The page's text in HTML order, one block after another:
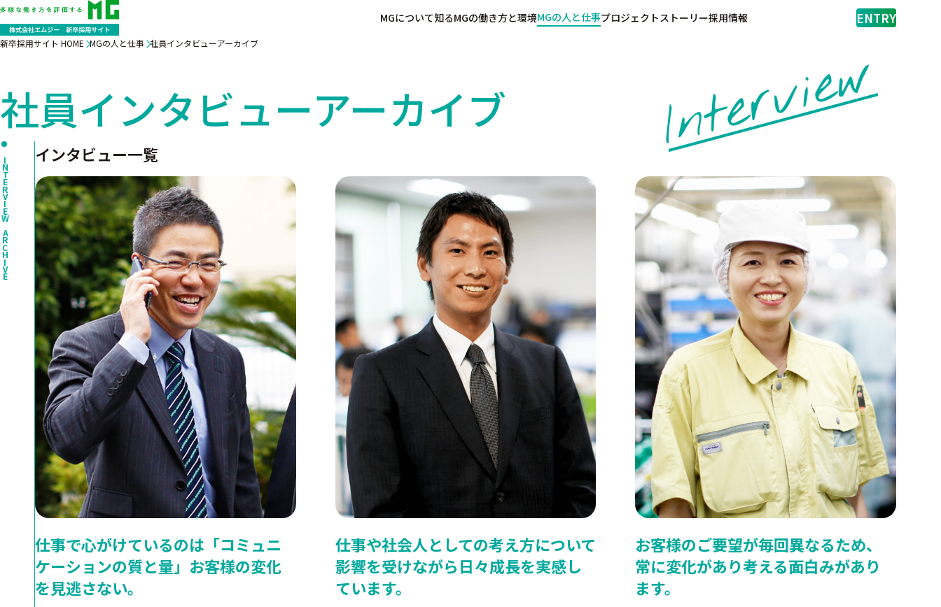
MGについて知るMGの働き方と環境MGの人と仕事プロジェクトストーリー採用情報 ENTRY
新卒採用サイト HOME MGの人と仕事 社員インタビューアーカイブ Interview
社員インタビューアーカイブ
ARCHIVE
インタビュー一覧
仕事で心がけているのは「コミュニ
ケーションの質と量」お客様の変化
を見逃さない。
仕事や社会人としての考え方について
影響を受けながら日々成長を実感し
ています。
お客様のご要望が毎回異なるため、
常に変化があり考える面白みがあり
ます。